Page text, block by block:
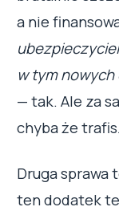
a nie
w tym
— tak. Ale za
chyba że
Druga sprawa
ten dodatek